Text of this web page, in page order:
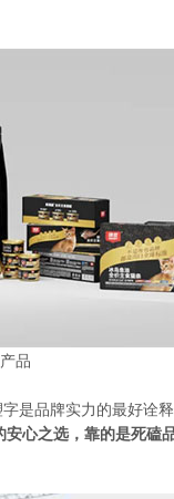
品
是品牌实力的最好诠
心之选，靠的是死磕